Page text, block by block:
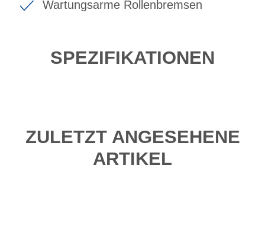
Wartungsarme Rollenbremsen
SPEZIFIKATIONEN
ZULETZT ANGESEHENE
ARTIKEL